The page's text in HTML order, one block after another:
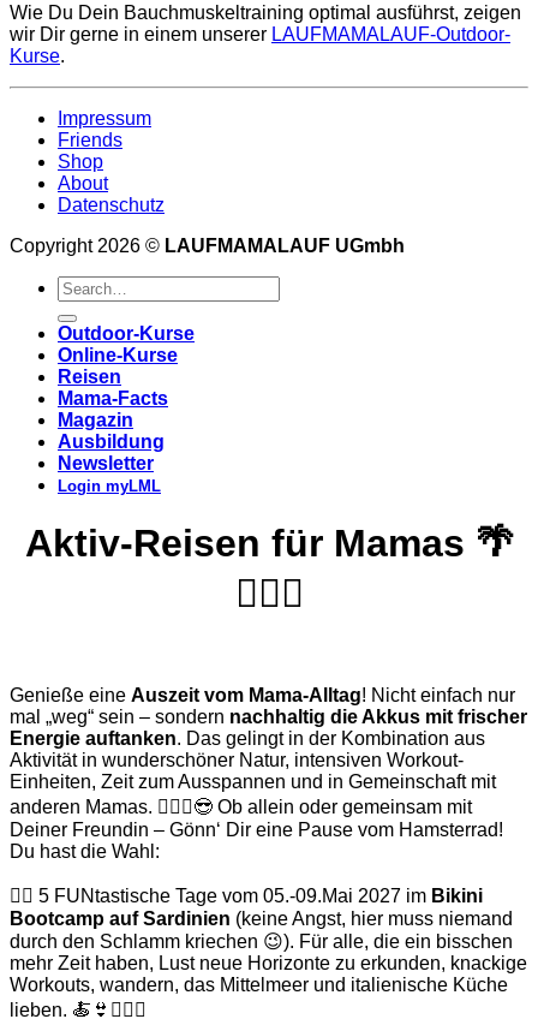
Wie Du Dein Bauchmuskeltraining optimal ausführst, zeigen
wir Dir gerne in einem unserer LAUFMAMALAUF-Outdoor-
Kurse.
Impressum
Friends
Shop
About
Datenschutz
Copyright 2026 © LAUFMAMALAUF UGmbh
Outdoor-Kurse
Online-Kurse
Reisen
Mama-Facts
Magazin
Ausbildung
Newsletter
Login myLML
Aktiv-Reisen für Mamas 🌴
🏊🏽‍♀️
Genieße eine Auszeit vom Mama-Alltag! Nicht einfach nur
mal „weg“ sein – sondern nachhaltig die Akkus mit frischer
Energie auftanken. Das gelingt in der Kombination aus
Aktivität in wunderschöner Natur, intensiven Workout-
Einheiten, Zeit zum Ausspannen und in Gemeinschaft mit
anderen Mamas. 👩‍❤️‍👩😎 Ob allein oder gemeinsam mit
Deiner Freundin – Gönn‘ Dir eine Pause vom Hamsterrad!
Du hast die Wahl:
👉🏽 5 FUNtastische Tage vom 05.-09.Mai 2027 im Bikini
Bootcamp auf Sardinien (keine Angst, hier muss niemand
durch den Schlamm kriechen 😉). Für alle, die ein bisschen
mehr Zeit haben, Lust neue Horizonte zu erkunden, knackige
Workouts, wandern, das Mittelmeer und italienische Küche
lieben. 🍝👙🤸🏽‍♀️